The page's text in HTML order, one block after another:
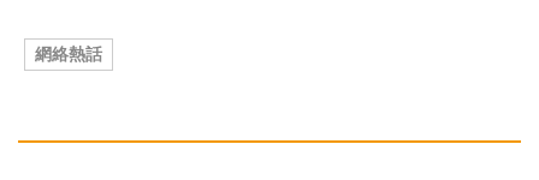
網絡熱話